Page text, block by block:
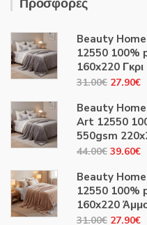
Προσφορές
Beauty
12550 100%
160x220 Γκρι
31.00€ Original
was:
31.00€.
27.90€Η
Beauty
Art 12550
550gsm
44.00€ Original
was:
44.00€.
39.60€Η
Beauty
12550 100%
160x220
31.00€ Original
27.90€Η